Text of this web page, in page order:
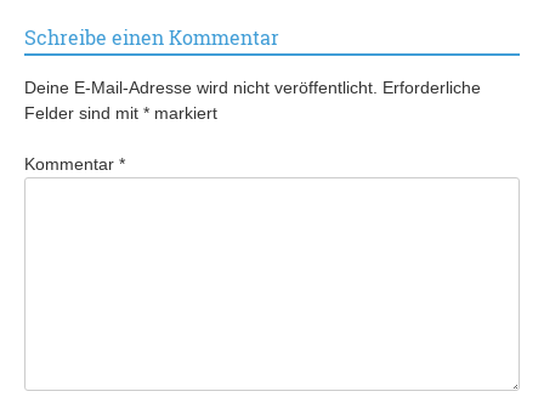
Schreibe einen Kommentar
Deine E-Mail-Adresse wird nicht veröffentlicht. Erforderliche
Felder sind mit * markiert
Kommentar *